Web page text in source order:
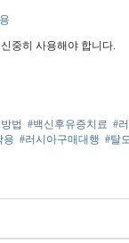
중히 사용해야 합니다.
법 #백신후유증치료 #
용 #러시아구매대행 #탈